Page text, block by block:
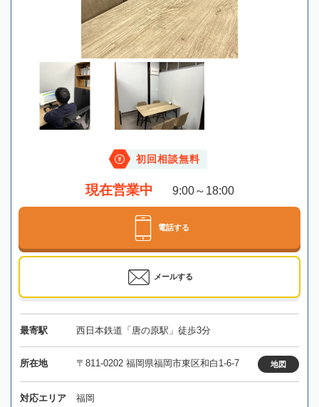
初回相談無料
現在営業中 9:00～18:00
電話する
メールする
最寄駅 西日本鉄道「唐の原駅」徒歩3分
所在地 〒811-0202 福岡県福岡市東区和白1-6-7 地図
対応エリア 福岡